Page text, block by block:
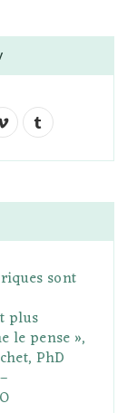
V
o
l
r sont
plus
le pense »,
PhD